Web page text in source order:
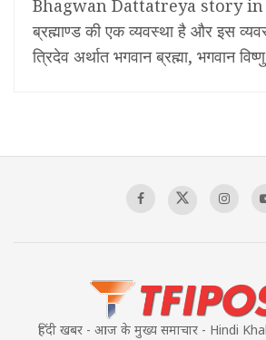
Bhagwan Dattatreya story in
ब्रह्माण्ड की एक व्यवस्था है और इस
त्रिदेव अर्थात भगवान ब्रह्मा, भगवान
हिंदी खबर - आज के मुख्य समाचार - Hindi